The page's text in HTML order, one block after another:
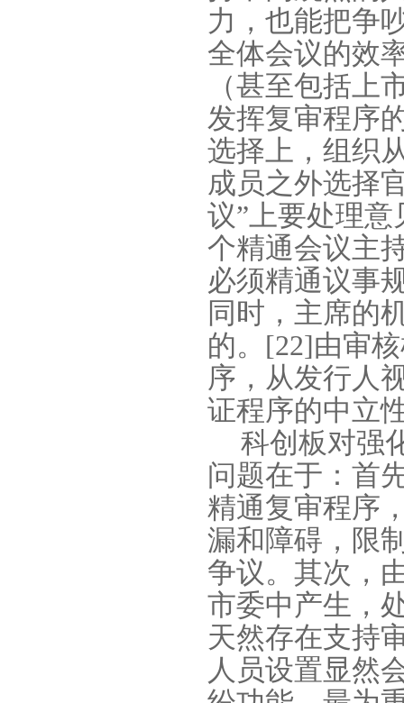
力，也能把争
全体会议的效
（甚至包括上
发挥复审程序
选择上，组织
成员之外选择
议”上要处理
个精通会议主
必须精通议事
同时，主席的
的。 [22]由审
序，从发行人
证程序的中立
科创板对强
问题在于：首
精通复审程序
漏和障碍，限
争议。其次，
市委中产生，
天然存在支持
人员设置显然